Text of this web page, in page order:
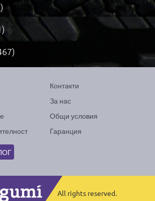
Контакти
За нас
Общи условия
Гаранция
All rights reserved.